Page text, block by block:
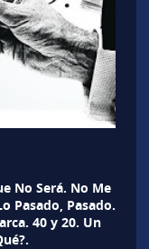
No Será. No Me
Pasado, Pasado.
40 y 20. Un